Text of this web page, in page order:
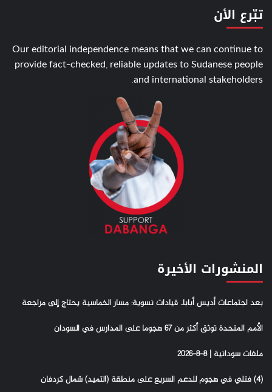
تبّرع الأن
Our editorial independence means that we can continue to
provide fact-checked, reliable updates to Sudanese people
and international stakeholders.
المنشورات الأخيرة
بعد اجتماعات أديس أبابا.. قيادات نسوية: مسار الخماسية يحتاج إلى مراجعة
الأمم المتحدة توثق أكثر من 67 هجوما على المدارس في السودان
ملفات سودانية | 8-8-2026
(4) فتلي في هجوم للدعم السريع على منطقة (التميد) شمال كردفان